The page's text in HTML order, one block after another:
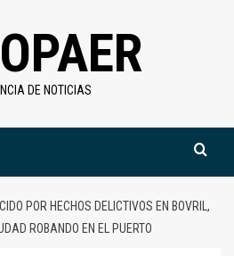
DE NOTICIAS
POR HECHOS DELICTIVOS EN BOVRIL,
ROBANDO EN EL PUERTO